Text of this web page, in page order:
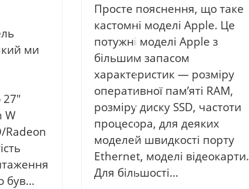
ми
W
Radeon
був...
Просте пояснення, що таке
кастомні моделі Apple. Це
потужні моделі Apple з
більшим запасом
характеристик — розміру
оперативної пам’яті RAM,
розміру диску SSD, частоти
процесора, для деяких
моделей швидкості порту
Ethernet, моделі відеокарти.
Для більшості...